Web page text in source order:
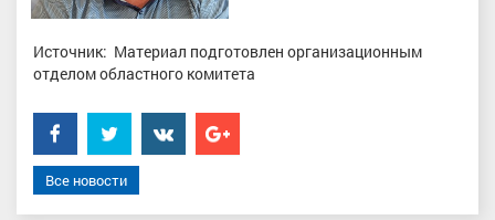
Источник: Материал подготовлен организационным
отделом областного комитета
FacebookTwitter���������
Google+
Все новости